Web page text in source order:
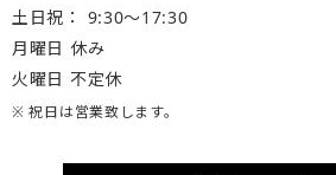
土日祝： 9:30〜17:30
月曜日 休み
火曜日 不定休
※ 祝日は営業致します。